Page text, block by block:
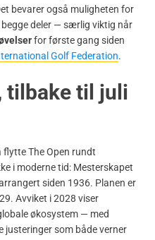
bevarer også muligheten for
deler — særlig viktig når
for første gang siden
Golf Federation.
tilbake til juli
The Open rundt
i moderne tid: Mesterskapet
siden 1936. Planen er
Avviket i 2028 viser
økosystem — med
justeringer som både verner